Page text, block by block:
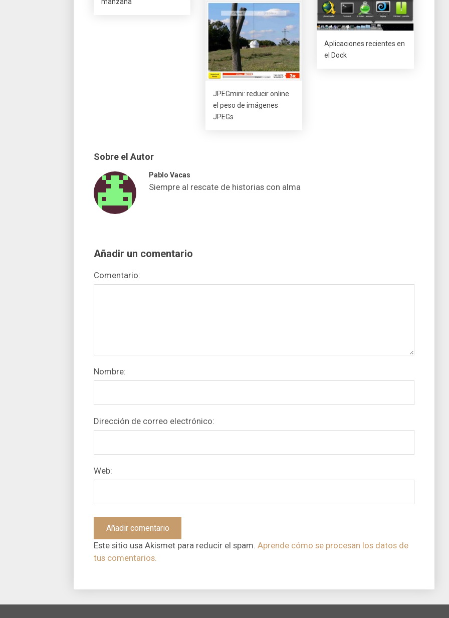
JPEGmini: reducir online
el peso de imágenes
JPEGs
Aplicaciones recientes en
el Dock
Sobre el Autor
Pablo Vacas
Siempre al rescate de historias con alma
Añadir un comentario
Comentario:
Nombre:
Dirección de correo electrónico:
Web:
Este sitio usa Akismet para reducir el spam. Aprende cómo se procesan los datos de
tus comentarios.